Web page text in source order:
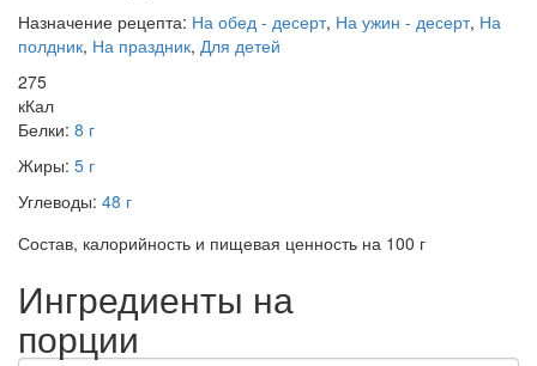
Назначение рецепта: На обед - десерт, На ужин - десерт, На
полдник, На праздник, Для детей
275
кКал
Белки: 8 г
Жиры: 5 г
Углеводы: 48 г
Состав, калорийность и пищевая ценность на 100 г
Ингредиенты на
порции